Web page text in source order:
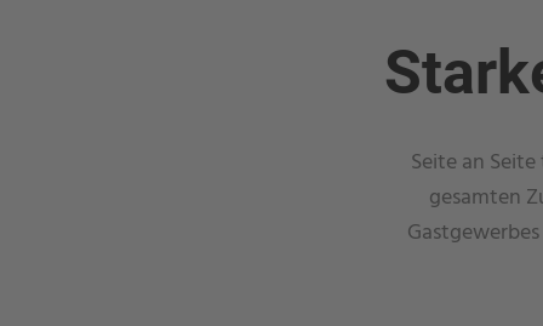
Seite an
gesamten